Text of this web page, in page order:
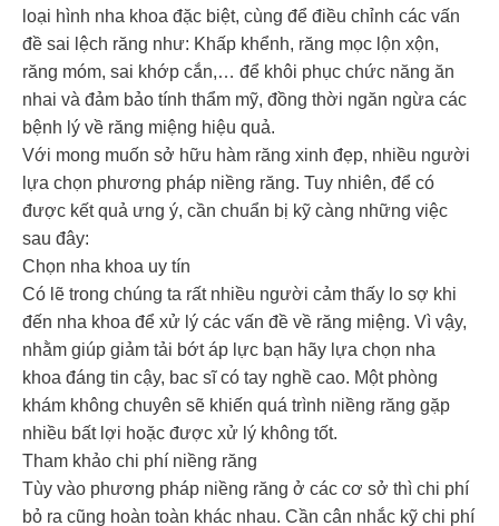
loại hình nha khoa đặc biệt, cùng để điều chỉnh các vấn
đề sai lệch răng như: Khấp khểnh, răng mọc lộn xộn,
răng móm, sai khớp cắn,… để khôi phục chức năng ăn
nhai và đảm bảo tính thẩm mỹ, đồng thời ngăn ngừa các
bệnh lý về răng miệng hiệu quả.
Với mong muốn sở hữu hàm răng xinh đẹp, nhiều người
lựa chọn phương pháp niềng răng. Tuy nhiên, để có
được kết quả ưng ý, cần chuẩn bị kỹ càng những việc
sau đây:
Chọn nha khoa uy tín
Có lẽ trong chúng ta rất nhiều người cảm thấy lo sợ khi
đến nha khoa để xử lý các vấn đề về răng miệng. Vì vậy,
nhằm giúp giảm tải bớt áp lực bạn hãy lựa chọn nha
khoa đáng tin cậy, bac sĩ có tay nghề cao. Một phòng
khám không chuyên sẽ khiến quá trình niềng răng gặp
nhiều bất lợi hoặc được xử lý không tốt.
Tham khảo chi phí niềng răng
Tùy vào phương pháp niềng răng ở các cơ sở thì chi phí
bỏ ra cũng hoàn toàn khác nhau. Cần cân nhắc kỹ chi phí